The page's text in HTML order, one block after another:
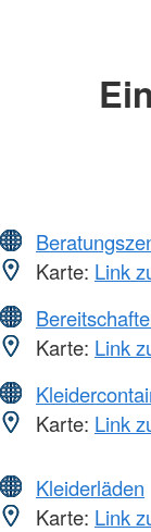
Karte: Link
Karte: Link
Karte: Link
Kleiderläden
Karte: Link